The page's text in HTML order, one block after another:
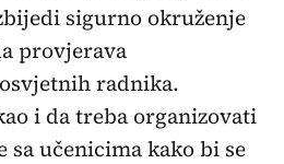
sigurno okruženje
provjerava
radnika.
i da treba organizovati
sa učenicima kako bi se